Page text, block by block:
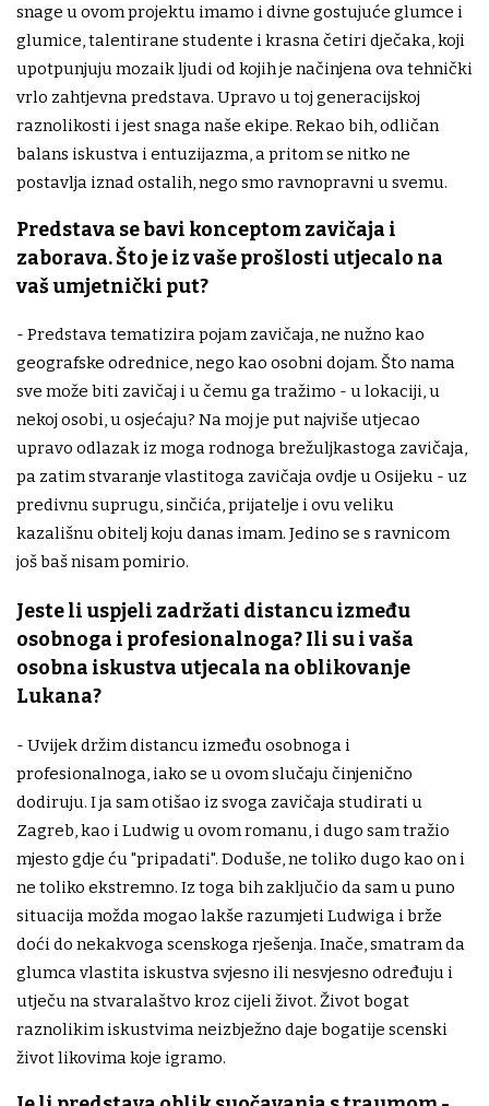
snage u ovom projektu imamo i divne gostujuće glumce i
glumice, talentirane studente i krasna četiri dječaka, koji
upotpunjuju mozaik ljudi od kojih je načinjena ova tehnički
vrlo zahtjevna predstava. Upravo u toj generacijskoj
raznolikosti i jest snaga naše ekipe. Rekao bih, odličan
balans iskustva i entuzijazma, a pritom se nitko ne
postavlja iznad ostalih, nego smo ravnopravni u svemu.
Predstava se bavi konceptom zavičaja i
zaborava. Što je iz vaše prošlosti utjecalo na
vaš umjetnički put?
- Predstava tematizira pojam zavičaja, ne nužno kao
geografske odrednice, nego kao osobni dojam. Što nama
sve može biti zavičaj i u čemu ga tražimo - u lokaciji, u
nekoj osobi, u osjećaju? Na moj je put najviše utjecao
upravo odlazak iz moga rodnoga brežuljkastoga zavičaja,
pa zatim stvaranje vlastitoga zavičaja ovdje u Osijeku - uz
predivnu suprugu, sinčića, prijatelje i ovu veliku
kazališnu obitelj koju danas imam. Jedino se s ravnicom
još baš nisam pomirio.
Jeste li uspjeli zadržati distancu između
osobnoga i profesionalnoga? Ili su i vaša
osobna iskustva utjecala na oblikovanje
Lukana?
- Uvijek držim distancu između osobnoga i
profesionalnoga, iako se u ovom slučaju činjenično
dodiruju. I ja sam otišao iz svoga zavičaja studirati u
Zagreb, kao i Ludwig u ovom romanu, i dugo sam tražio
mjesto gdje ću "pripadati". Doduše, ne toliko dugo kao on i
ne toliko ekstremno. Iz toga bih zaključio da sam u puno
situacija možda mogao lakše razumjeti Ludwiga i brže
doći do nekakvoga scenskoga rješenja. Inače, smatram da
glumca vlastita iskustva svjesno ili nesvjesno određuju i
utječu na stvaralaštvo kroz cijeli život. Život bogat
raznolikim iskustvima neizbježno daje bogatije scenski
život likovima koje igramo.